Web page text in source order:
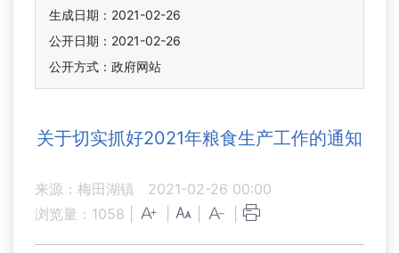
生成日期：2021-02-26
公开日期：2021-02-26
公开方式：政府网站
关于切实抓好2021年粮食生产工作的通知
来源：梅田湖镇
2021-02-26 00:00
浏览量： 1058